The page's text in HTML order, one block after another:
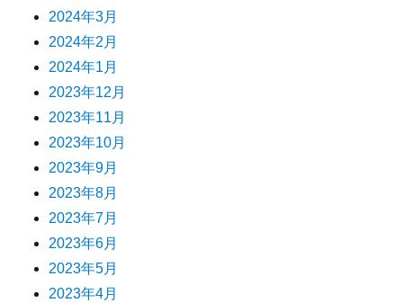
2024年3月
2024年2月
2024年1月
2023年12月
2023年11月
2023年10月
2023年9月
2023年8月
2023年7月
2023年6月
2023年5月
2023年4月